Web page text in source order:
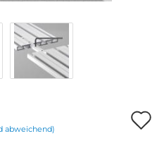
abweichend)